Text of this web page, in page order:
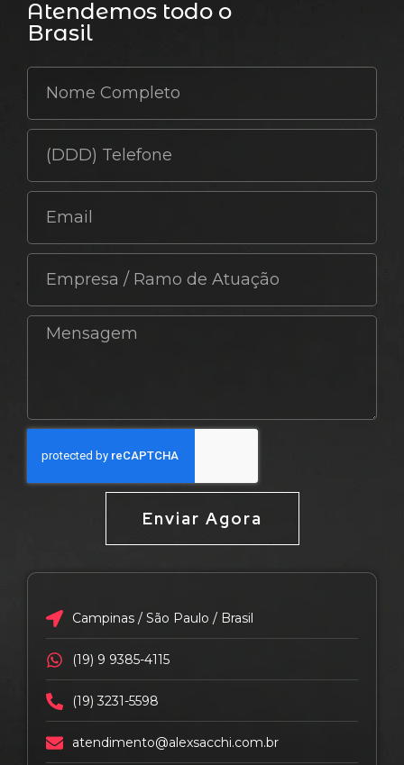
Atendemos todo o
Brasil
Enviar Agora
Campinas / São Paulo / Brasil
(19) 9 9385-4115
(19) 3231-5598
atendimento@alexsacchi.com.br